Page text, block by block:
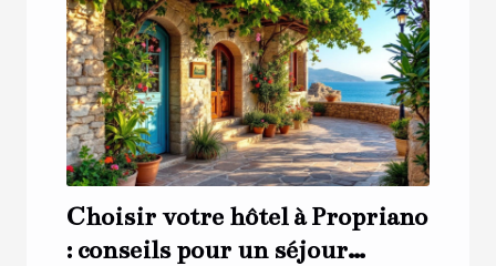
Choisir votre hôtel à Propriano
: conseils pour un séjour